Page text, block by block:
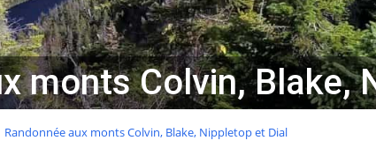
monts Colvin, Blake,
Randonnée aux monts Colvin, Blake, Nippletop et Dial